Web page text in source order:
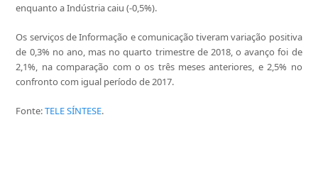
enquanto a Indústria caiu (-0,5%).
Os serviços de Informação e comunicação tiveram variação positiva
de 0,3% no ano, mas no quarto trimestre de 2018, o avanço foi de
2,1%, na comparação com o os três meses anteriores, e 2,5% no
confronto com igual período de 2017.
Fonte:TELE SÍNTESE.